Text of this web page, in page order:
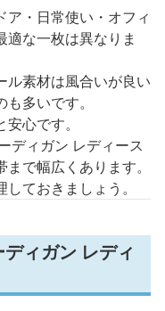
ア・日常使い・オフィ
な一枚は異なりま
ル素材は風合いが良い
多いです。
心です。
ディガン レディース
で幅広くあります。
ておきましょう。
ィガン レディ